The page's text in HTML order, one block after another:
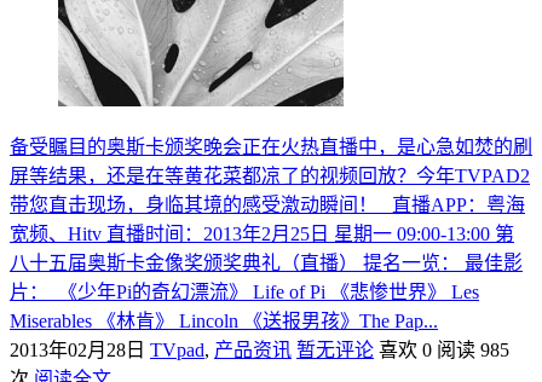
备受瞩目的奥斯卡颁奖晚会正在火热直播中，是心急如焚的刷
屏等结果，还是在等黄花菜都凉了的视频回放？今年TVPAD2
带您直击现场，身临其境的感受激动瞬间！ 直播APP：粤海
宽频、Hitv 直播时间：2013年2月25日 星期一 09:00-13:00 第
八十五届奥斯卡金像奖颁奖典礼（直播） 提名一览： 最佳影
片： 《少年Pi的奇幻漂流》 Life of Pi 《悲惨世界》 Les
Miserables 《林肯》 Lincoln 《送报男孩》The Pap...
2013年02月28日 TVpad, 产品资讯 暂无评论 喜欢 0 阅读 985